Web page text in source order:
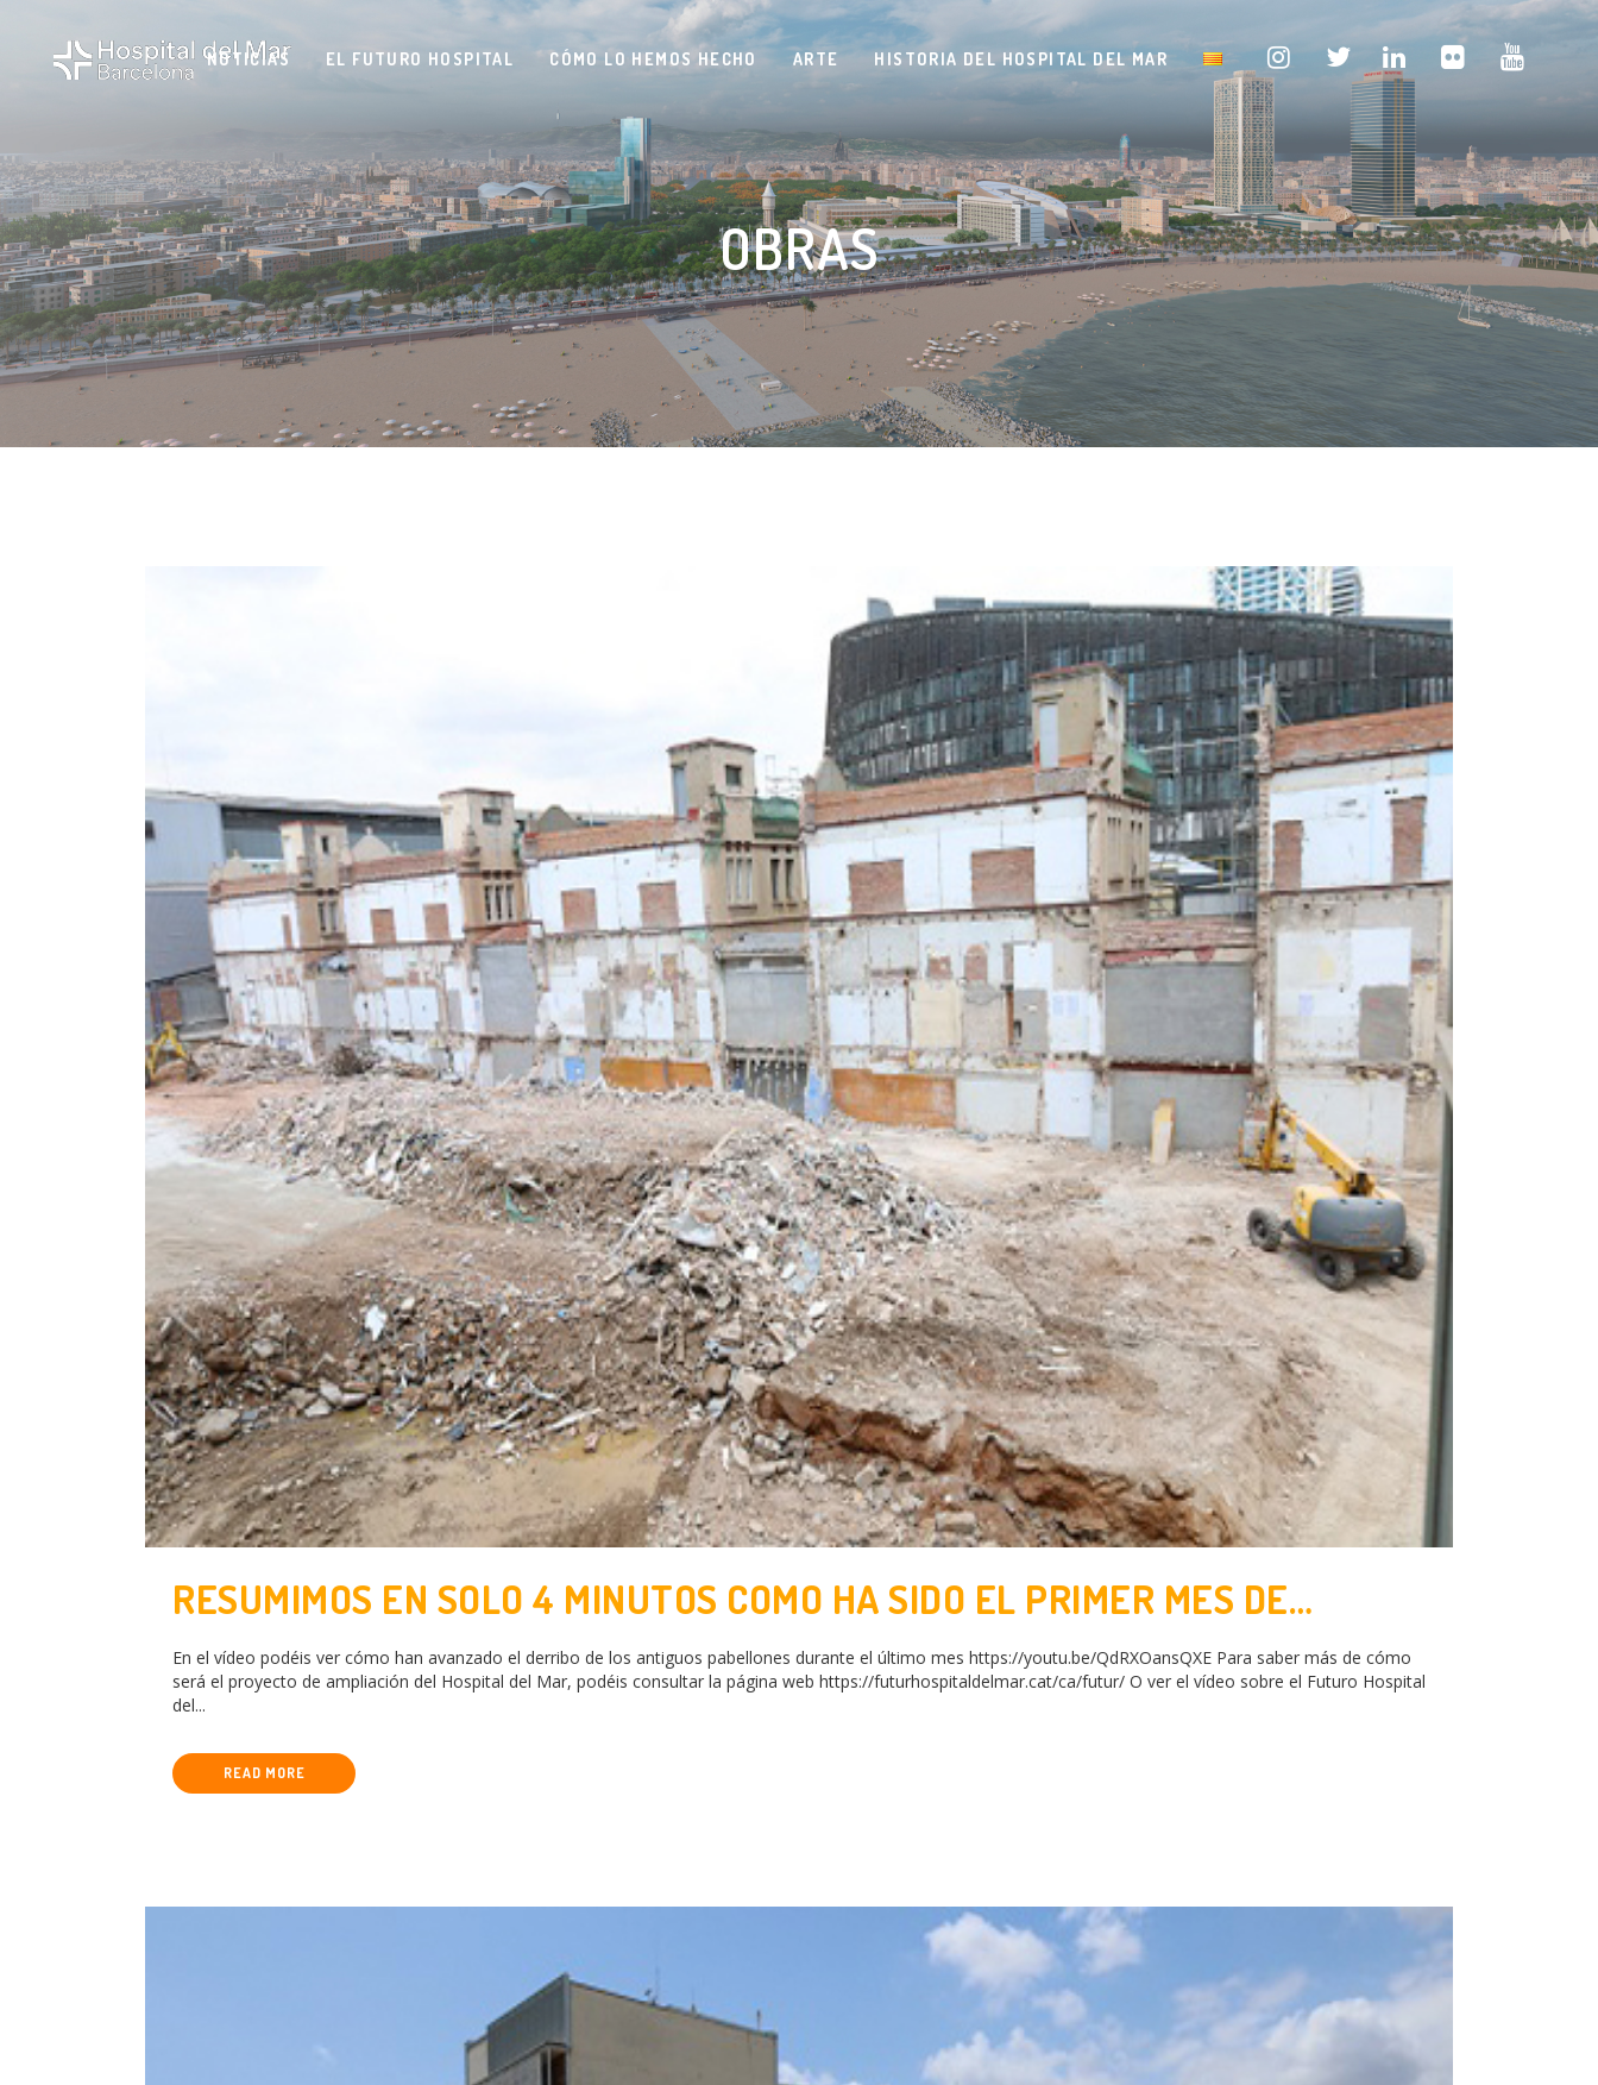
NOTICIAS EL FUTURO HOSPITAL CÓMO LO HEMOS HECHO ARTE HISTORIA DEL HOSPITAL DEL MAR
OBRAS
RESUMIMOS EN SOLO 4 MINUTOS COMO HA SIDO EL PRIMER MES DE
TRABAJO PARA CREAR EL #FUTURHMAR
En el vídeo podéis ver cómo han avanzado el derribo de los antiguos pabellones durante el último mes https://youtu.be/QdRXOansQXE Para saber más de cómo
será el proyecto de ampliación del Hospital del Mar, podéis consultar la página web https://futurhospitaldelmar.cat/ca/futur/ O ver el vídeo sobre el Futuro Hospital
del...
READ MORE